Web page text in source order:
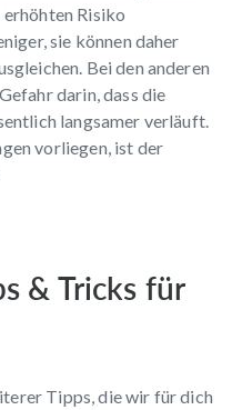
Risiko
sie können daher
Bei den anderen
darin, dass die
langsamer verläuft.
vorliegen, ist der
& Tricks für
Tipps, die wir für dich